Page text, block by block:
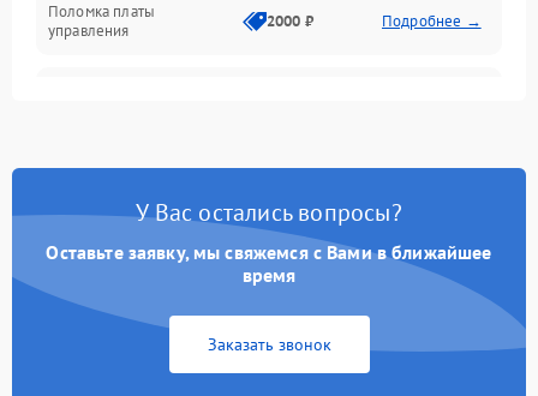
Механика
Поломка платы
управления
2000 ₽ Подробнее →
Повреждение
Поломка предохранителя 100 ₽ Подробнее →
Неисправность системы
1000 ₽
У Вас остались вопросы?
Оставьте заявку, мы свяжемся с Вами в ближайшее
время
Заказать звонок